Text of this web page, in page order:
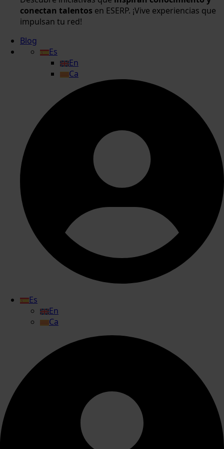
conectan talentos en ESERP. ¡Vive experiencias que
impulsan tu red!
Blog
Es
En
Ca
Es
En
Ca